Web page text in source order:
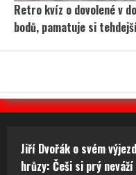
Retro kvíz o dovolené v
bodů, pamatuje si
Jiří Dvořák o svém
hrůzy: Češi si prý